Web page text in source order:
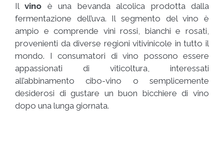
Ilvino è una bevanda alcolica prodotta dalla
fermentazione dell’uva. Il segmento del vino è
ampio e comprende vini rossi, bianchi e rosati,
provenienti da diverse regioni vitivinicole in tutto il
mondo. I consumatori di vino possono essere
appassionati di viticoltura, interessati
all’abbinamento cibo-vino o semplicemente
desiderosi di gustare un buon bicchiere di vino
dopo una lunga giornata.